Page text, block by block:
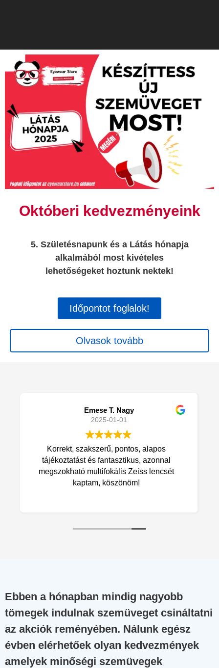
Októberi kedvezményeink
5. Születésnapunk és a Látás hónapja
alkalmából most kivételes
lehetőségeket hoztunk nektek!
Időpontot foglalok!
Olvasok tovább
Emese T. Nagy
2025-01-01
Korrekt, szakszerű, pontos, alapos
tájékoztatást és fantasztikus, azonnal
megszokható multifokális Zeiss lencsét
kaptam, köszönöm!
Ebben a hónapban mindig nagyobb
tömegek indulnak szemüveget csináltatni
az akciók reményében. Nálunk egész
évben elérhetőek olyan kedvezmények
amelyek minőségi szemüvegek